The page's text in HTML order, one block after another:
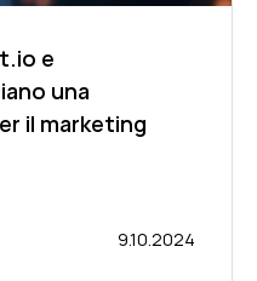
e
una
il marketing
9.10.2024